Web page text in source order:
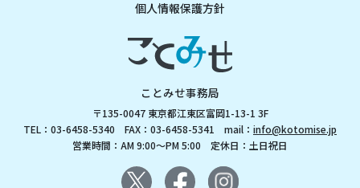
個人情報保護方針
ことみせ事務局
〒135-0047 東京都江東区富岡1-13-1 3F
TEL：03-6458-5340 FAX：03-6458-5341 mail： info@kotomise.jp
営業時間：AM 9:00～PM 5:00 定休日：土日祝日